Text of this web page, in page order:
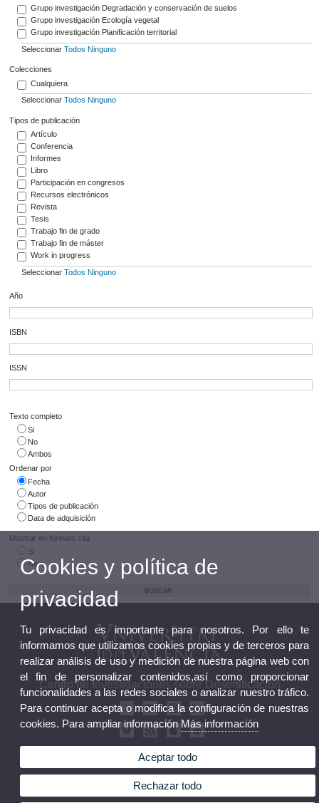
Grupo investigación Degradación y conservación de suelos
Grupo investigación Ecología vegetal
Grupo investigación Planificación territorial
Seleccionar Todos Ninguno
Colecciones
Cualquiera
Seleccionar Todos Ninguno
Tipos de publicación
Artículo
Conferencia
Informes
Libro
Participación en congresos
Recursos electrónicos
Revista
Tesis
Trabajo fin de grado
Trabajo fin de máster
Work in progress
Seleccionar Todos Ninguno
Año
ISBN
ISSN
Texto completo
Si
No
Ambos
Ordenar por
Fecha
Autor
Tipos de publicación
Data de adquisición
Mostrar en formato cita
Si
No
Centro de Investigaciones sobre Desertificación
3424162
Cookies y política de
privacidad
Tu privacidad es importante para nosotros. Por ello te
informamos que utilizamos cookies propias y de terceros para
realizar análisis de uso y medición de nuestra página web con
el fin de personalizar contenidos,así como proporcionar
funcionalidades a las redes sociales o analizar nuestro tráfico.
Para continuar acepta o modifica la configuración de nuestras
cookies. Para ampliar información Más información
Aceptar todo
Rechazar todo